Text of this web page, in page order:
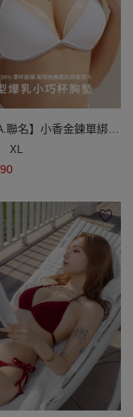
聯名】小香金鍊單綁帶
尼
XL